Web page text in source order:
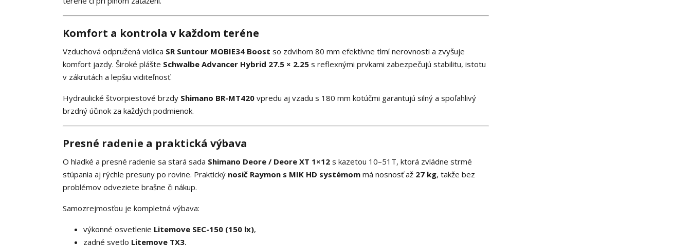
Komfort a kontrola v každom teréne
Vzduchová odpružená vidlica SR Suntour MOBIE34 Boost so zdvihom 80 mm efektívne tlmí nerovnosti a zvyšuje
komfort jazdy. Široké plášte Schwalbe Advancer Hybrid 27.5 × 2.25 s reflexnými prvkami zabezpečujú stabilitu, istotu
v zákrutách a lepšiu viditeľnosť.
Hydraulické štvorpiestové brzdy Shimano BR-MT420 vpredu aj vzadu s 180 mm kotúčmi garantujú silný a spoľahlivý
brzdný účinok za každých podmienok.
Presné radenie a praktická výbava
O hladké a presné radenie sa stará sada Shimano Deore / Deore XT 1×12 s kazetou 10–51T, ktorá zvládne strmé
stúpania aj rýchle presuny po rovine. Praktický nosič Raymon s MIK HD systémom má nosnosť až 27 kg, takže bez
problémov odveziete brašne či nákup.
Samozrejmosťou je kompletná výbava:
výkonné osvetlenie Litemove SEC-150 (150 lx),
zadné svetlo Litemove TX3,